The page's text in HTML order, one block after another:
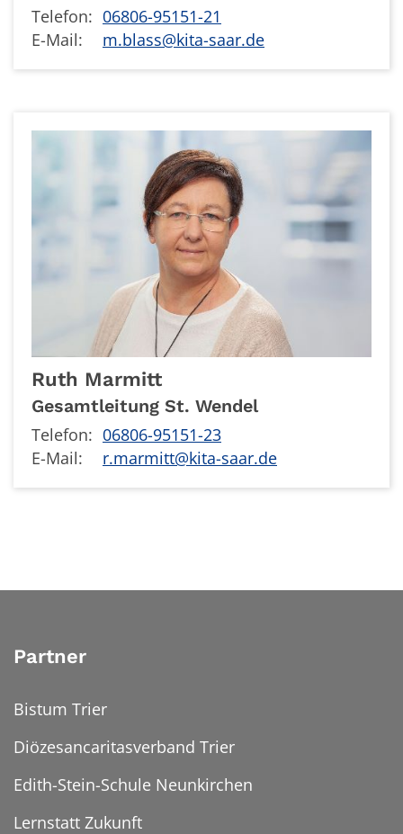
Telefon: 06806-95151-21
E-Mail:
m.blass@kita-saar.de
Ruth Marmitt
Gesamtleitung St. Wendel
Telefon: 06806-95151-23
E-Mail:
r.marmitt@kita-saar.de
Partner
Bistum Trier
Diözesancaritasverband Trier
Edith-Stein-Schule Neunkirchen
Lernstatt Zukunft